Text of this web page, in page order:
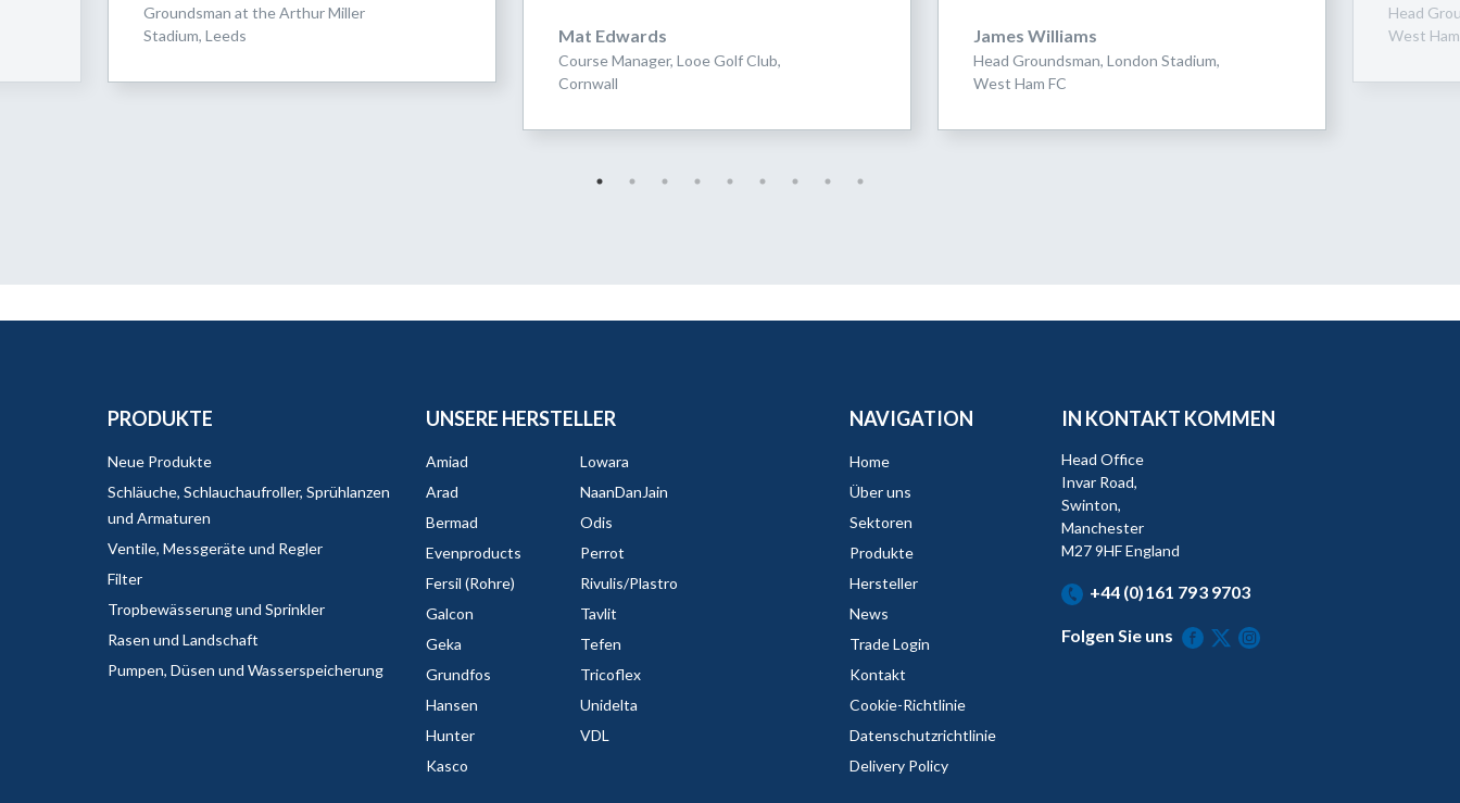
Groundsman at the Arthur Miller
Stadium, Leeds
Mat Edwards
Course Manager, Looe Golf Club,
Cornwall
James Williams
Head Groundsman, London Stadium,
West Ham FC
Head
West
PRODUKTE
Neue Produkte
Schläuche, Schlauchaufroller, Sprühlanzen
und Armaturen
Ventile, Messgeräte und Regler
Filter
Tropbewässerung und Sprinkler
Rasen und Landschaft
Pumpen, Düsen und Wasserspeicherung
UNSERE HERSTELLER
Amiad
Arad
Bermad
Evenproducts
Fersil (Rohre)
Galcon
Geka
Grundfos
Hansen
Hunter
Kasco
Lowara
NaanDanJain
Odis
Perrot
Rivulis/Plastro
Tavlit
Tefen
Tricoflex
Unidelta
VDL
NAVIGATION
Home
Über uns
Sektoren
Produkte
Hersteller
News
Trade Login
Kontakt
Cookie-Richtlinie
Datenschutzrichtlinie
Delivery Policy
IN KONTAKT KOMMEN
Head Office
Invar Road,
Swinton,
Manchester
M27 9HF England
+44 (0)161 793 9703
Folgen Sie uns